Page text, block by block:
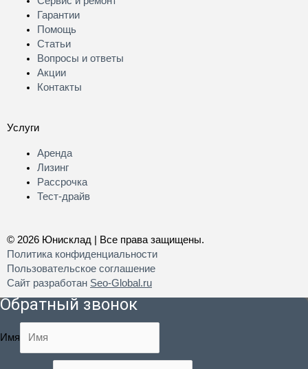
Гарантии
Помощь
Статьи
Вопросы и ответы
Акции
Контакты
Услуги
Аренда
Лизинг
Рассрочка
Тест-драйв
© 2026 Юнисклад | Все права защищены.
Политика конфиденциальности
Пользовательское соглашение
Сайт разработан Seo-Global.ru
Обратный звонок
Имя